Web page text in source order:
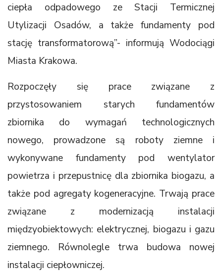
ciepła odpadowego ze Stacji Termicznej
Utylizacji Osadów, a także fundamenty pod
stację transformatorową”- informują Wodociągi
Miasta Krakowa.
Rozpoczęły się prace związane z
przystosowaniem starych fundamentów
zbiornika do wymagań technologicznych
nowego, prowadzone są roboty ziemne i
wykonywane fundamenty pod wentylator
powietrza i przepustnicę dla zbiornika biogazu, a
także pod agregaty kogeneracyjne. Trwają prace
związane z modernizacją instalacji
międzyobiektowych: elektrycznej, biogazu i gazu
ziemnego. Równolegle trwa budowa nowej
instalacji ciepłowniczej.